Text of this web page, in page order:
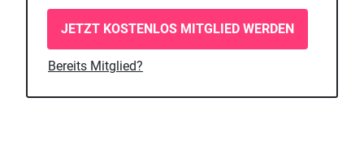
JETZT KOSTENLOS MITGLIED WERDEN
Bereits Mitglied?